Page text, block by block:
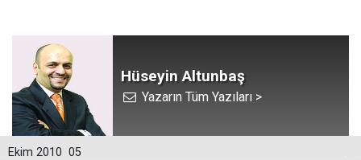
Hüseyin Altunbaş
Yazarın Tüm Yazıları >
05
Ekim 2010